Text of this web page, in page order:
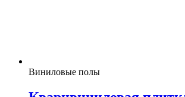
Виниловые полы